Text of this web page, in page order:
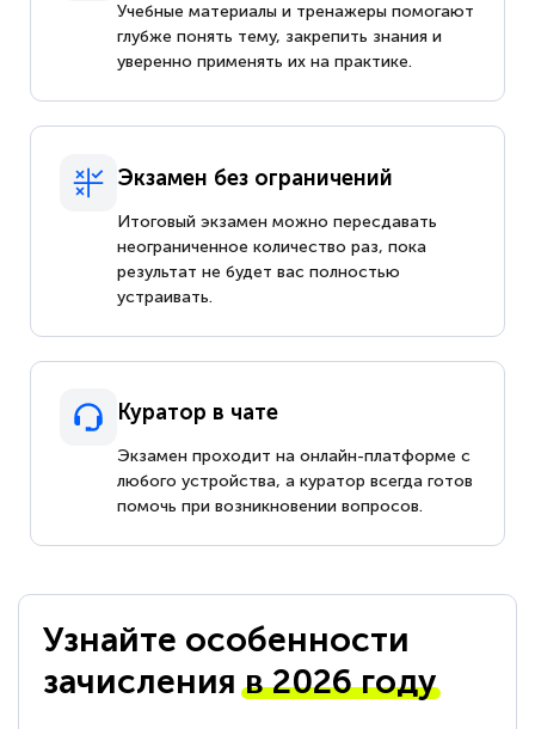
Учебные материалы и тренажеры помогают
глубже понять тему, закрепить знания и
уверенно применять их на практике.
Экзамен без ограничений
Итоговый экзамен можно пересдавать
неограниченное количество раз, пока
результат не будет вас полностью
устраивать.
Куратор в чате
Экзамен проходит на онлайн-платформе с
любого устройства, а куратор всегда готов
помочь при возникновении вопросов.
Узнайте особенности
зачисленияв 2026 году